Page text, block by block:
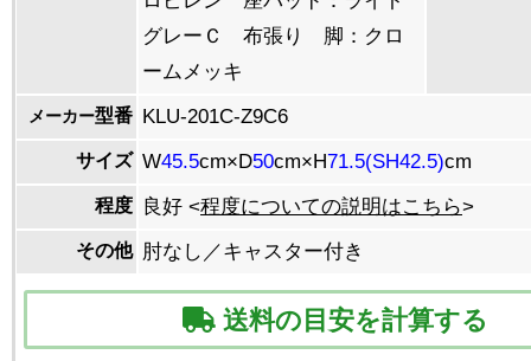
グレーＣ 布張り 脚：クロ
ームメッキ
メーカー型番 KLU-201C-Z9C6
サイズ W45.5cm×D50cm×H71.5(SH42.5)cm
程度 良好 <程度についての説明はこちら>
その他 肘なし／キャスター付き
送料の目安を計算する